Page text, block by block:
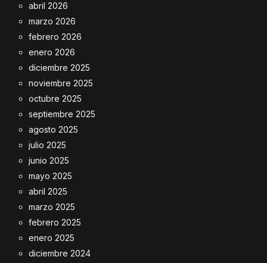
abril 2026
marzo 2026
febrero 2026
enero 2026
diciembre 2025
noviembre 2025
octubre 2025
septiembre 2025
agosto 2025
julio 2025
junio 2025
mayo 2025
abril 2025
marzo 2025
febrero 2025
enero 2025
diciembre 2024